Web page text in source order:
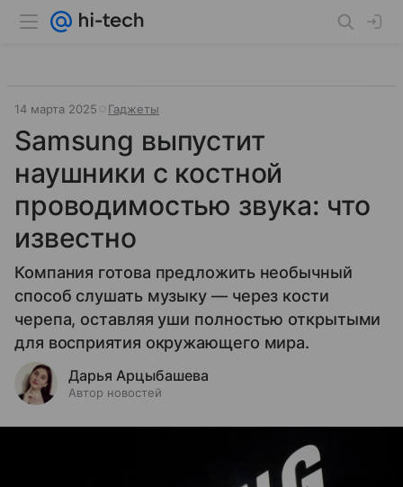
14 марта 2025 Гаджеты
Samsung выпустит
наушники с костной
проводимостью звука: что
известно
Компания готова предложить необычный
способ слушать музыку — через кости
черепа, оставляя уши полностью открытыми
для восприятия окружающего мира.
Дарья Арцыбашева
Автор новостей